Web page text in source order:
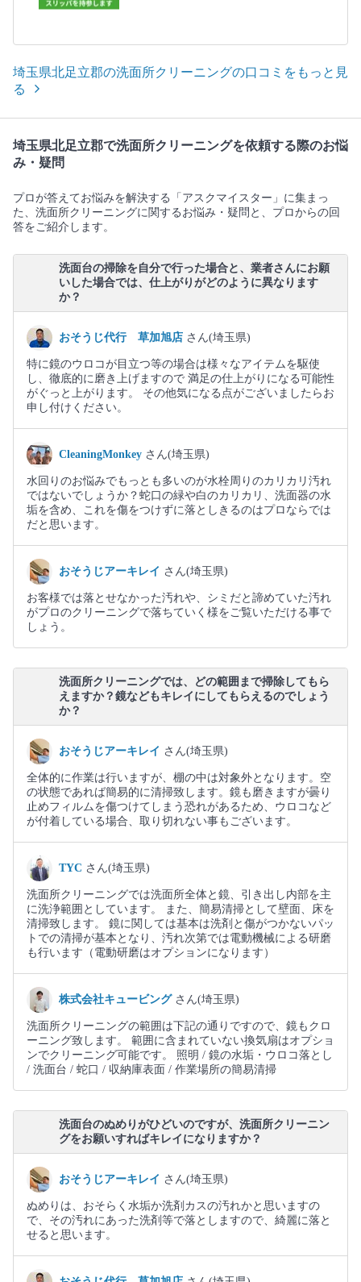
埼玉県北足立郡の洗面所クリーニングの口コミをもっと見
る
埼玉県北足立郡で洗面所クリーニングを依頼する際のお悩
み・疑問
プロが答えてお悩みを解決する「アスクマイスター」に集まっ
た、洗面所クリーニングに関するお悩み・疑問と、プロからの回
答をご紹介します。
洗面台の掃除を自分で行った場合と、業者さんにお願
いした場合では、仕上がりがどのように異なります
か？
おそうじ代行 草加旭店 さん(埼玉県)
特に鏡のウロコが目立つ等の場合は様々なアイテムを駆使
し、徹底的に磨き上げますので 満足の仕上がりになる可能性
がぐっと上がります。 その他気になる点がございましたらお
申し付けください。
CleaningMonkey さん(埼玉県)
水回りのお悩みでもっとも多いのが水栓周りのカリカリ汚れ
ではないでしょうか？蛇口の緑や白のカリカリ、洗面器の水
垢を含め、これを傷をつけずに落としきるのはプロならでは
だと思います。
おそうじアーキレイ さん(埼玉県)
お客様では落とせなかった汚れや、シミだと諦めていた汚れ
がプロのクリーニングで落ちていく様をご覧いただける事で
しょう。
洗面所クリーニングでは、どの範囲まで掃除してもら
えますか？鏡などもキレイにしてもらえるのでしょう
か？
おそうじアーキレイ さん(埼玉県)
全体的に作業は行いますが、棚の中は対象外となります。空
の状態であれば簡易的に清掃致します。鏡も磨きますが曇り
止めフィルムを傷つけてしまう恐れがあるため、ウロコなど
が付着している場合、取り切れない事もございます。
TYC さん(埼玉県)
洗面所クリーニングでは洗面所全体と鏡、引き出し内部を主
に洗浄範囲としています。 また、簡易清掃として壁面、床を
清掃致します。 鏡に関しては基本は洗剤と傷がつかないパッ
トでの清掃が基本となり、汚れ次第では電動機械による研磨
も行います（電動研磨はオプションになります）
株式会社キュービング さん(埼玉県)
洗面所クリーニングの範囲は下記の通りですので、鏡もクロ
ーニング致します。 範囲に含まれていない換気扇はオプショ
ンでクリーニング可能です。 照明 / 鏡の水垢・ウロコ落とし
/ 洗面台 / 蛇口 / 収納庫表面 / 作業場所の簡易清掃
洗面台のぬめりがひどいのですが、洗面所クリーニン
グをお願いすればキレイになりますか？
おそうじアーキレイ さん(埼玉県)
ぬめりは、おそらく水垢か洗剤カスの汚れかと思いますの
で、その汚れにあった洗剤等で落としますので、綺麗に落と
せると思います。